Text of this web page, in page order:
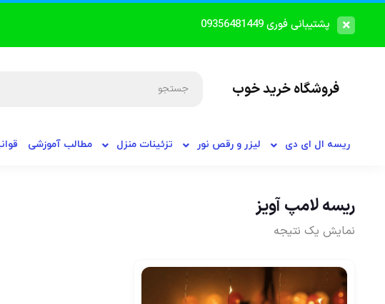
پشتیبانی فوری 09356481449
فروشگاه خرید خوب
ریسه ال ای دی لیزر و رقص نور تزئینات منزل مطالب آموزشی
ریسه لامپ آویز
نمایش یک نتیجه